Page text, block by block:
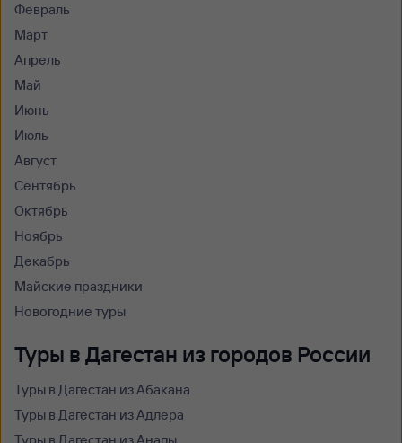
Февраль
Март
Апрель
Май
Июнь
Июль
Август
Сентябрь
Октябрь
Ноябрь
Декабрь
Майские праздники
Новогодние туры
Туры в Дагестан из городов России
Туры в Дагестан из Абакана
Туры в Дагестан из Адлера